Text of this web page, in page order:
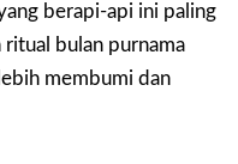
berapi-api ini paling
ritual bulan purnama
membumi dan